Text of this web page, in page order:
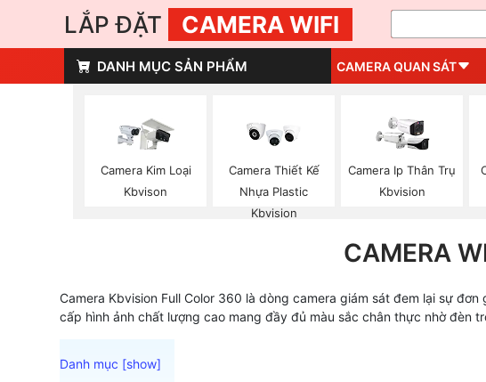
LẮP ĐẶT CAMERA WIFI
DANH MỤC SẢN PHẨM CAMERA QUAN SÁT
Camera Kim Loại
Kbvison
Camera Thiết Kế
Nhựa Plastic
Kbvision
Camera Ip Thân Trụ
Kbvision
CAMERA
Camera Kbvision Full Color 360 là dòng camera giám sát đem lại sự
cấp hình ảnh chất lượng cao mang đầy đủ màu sắc chân thực nhờ đèn